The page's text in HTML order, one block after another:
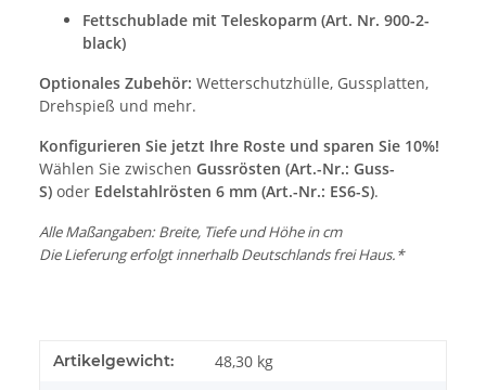
Fettschublade mit Teleskoparm (Art. Nr. 900-2-
black)
Optionales Zubehör: Wetterschutzhülle, Gussplatten,
Drehspieß und mehr.
Konfigurieren Sie jetzt Ihre Roste und sparen Sie 10%!
Wählen Sie zwischen Gussrösten (Art.-Nr.: Guss-
S) oder Edelstahlrösten 6 mm (Art.-Nr.: ES6-S).
Alle Maßangaben: Breite, Tiefe und Höhe in cm
Die Lieferung erfolgt innerhalb Deutschlands frei Haus.*
Artikelgewicht: 48,30 kg